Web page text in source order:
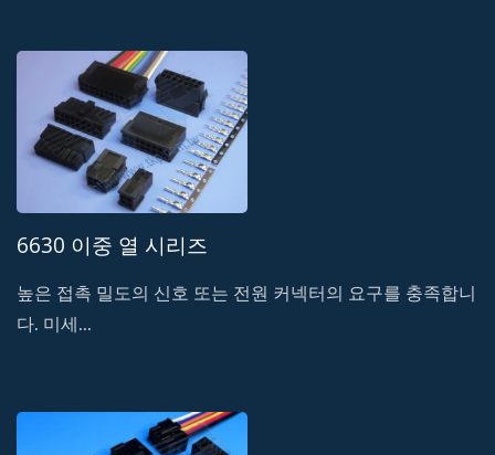
6630 이중 열 시리즈
높은 접촉 밀도의 신호 또는 전원 커넥터의 요구를 충족합니
다. 미세...